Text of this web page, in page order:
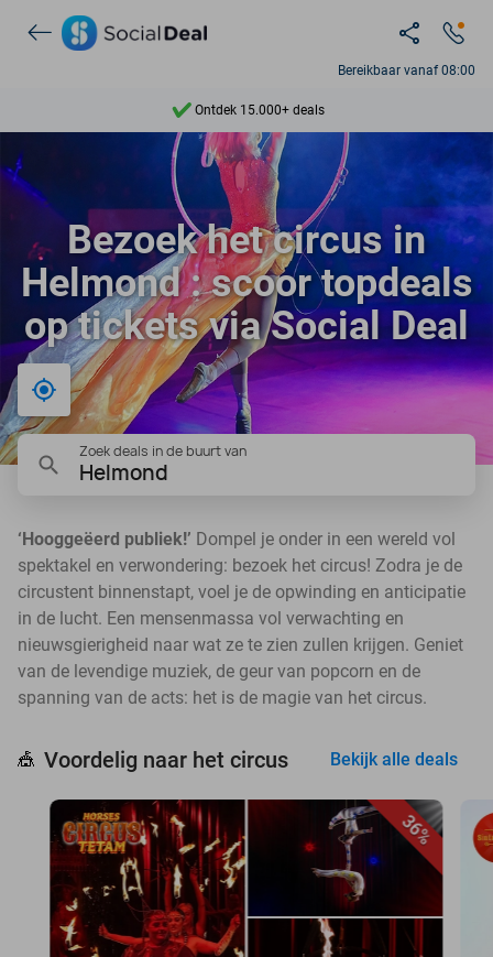
Bereikbaar vanaf 08:00
Ontdek 15.000+ deals
7 dagen per week beschikbaar
10+ miljoen leden
9,4
Ontdek 15.000+ deals
Bezoek het circus in
Helmond : scoor topdeals
op tickets via Social Deal
Bij mij in de buurt
Zoek deals in de buurt van
Helmond
‘Hooggeëerd publiek!’ Dompel je onder in een wereld vol
spektakel en verwondering: bezoek het circus! Zodra je de
circustent binnenstapt, voel je de opwinding en anticipatie
in de lucht. Een mensenmassa vol verwachting en
nieuwsgierigheid naar wat ze te zien zullen krijgen. Geniet
van de levendige muziek, de geur van popcorn en de
spanning van de acts: het is de magie van het circus.
🎪 Voordelig naar het circus Bekijk alle deals
36%